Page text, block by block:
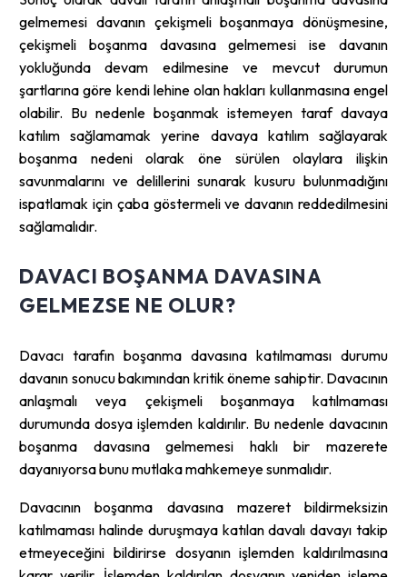
gelmemesi davanın çekişmeli boşanmaya dönüşmesine,
çekişmeli boşanma davasına gelmemesi ise davanın
yokluğunda devam edilmesine ve mevcut durumun
şartlarına göre kendi lehine olan hakları kullanmasına engel
olabilir. Bu nedenle boşanmak istemeyen taraf davaya
katılım sağlamamak yerine davaya katılım sağlayarak
boşanma nedeni olarak öne sürülen olaylara ilişkin
savunmalarını ve delillerini sunarak kusuru bulunmadığını
ispatlamak için çaba göstermeli ve davanın reddedilmesini
sağlamalıdır.
DAVACI BOŞANMA DAVASINA
GELMEZSE NE OLUR?
Davacı tarafın boşanma davasına katılmaması durumu
davanın sonucu bakımından kritik öneme sahiptir. Davacının
anlaşmalı veya çekişmeli boşanmaya katılmaması
durumunda dosya işlemden kaldırılır. Bu nedenle davacının
boşanma davasına gelmemesi haklı bir mazerete
dayanıyorsa bunu mutlaka mahkemeye sunmalıdır.
Davacının boşanma davasına mazeret bildirmeksizin
katılmaması halinde duruşmaya katılan davalı davayı takip
etmeyeceğini bildirirse dosyanın işlemden kaldırılmasına